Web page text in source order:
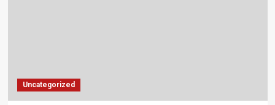
Uncategorized